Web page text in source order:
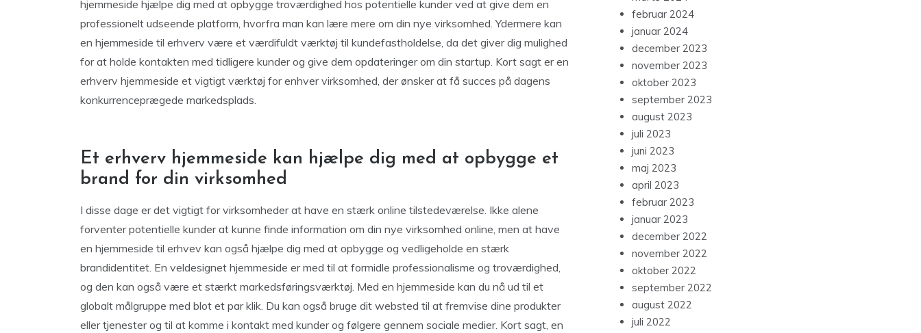
hjemmeside hjælpe dig med at opbygge troværdighed hos potentielle kunder ved at give dem en
professionelt udseende platform, hvorfra man kan lære mere om din nye virksomhed. Ydermere kan
en hjemmeside til erhverv være et værdifuldt værktøj til kundefastholdelse, da det giver dig mulighed
for at holde kontakten med tidligere kunder og give dem opdateringer om din startup. Kort sagt er en
erhverv hjemmeside et vigtigt værktøj for enhver virksomhed, der ønsker at få succes på dagens
konkurrenceprægede markedsplads.
Et erhverv hjemmeside kan hjælpe dig med at opbygge et
brand for din virksomhed
I disse dage er det vigtigt for virksomheder at have en stærk online tilstedeværelse. Ikke alene
forventer potentielle kunder at kunne finde information om din nye virksomhed online, men at have
en hjemmeside til erhvev kan også hjælpe dig med at opbygge og vedligeholde en stærk
brandidentitet. En veldesignet hjemmeside er med til at formidle professionalisme og troværdighed,
og den kan også være et stærkt markedsføringsværktøj. Med en hjemmeside kan du nå ud til et
globalt målgruppe med blot et par klik. Du kan også bruge dit websted til at fremvise dine produkter
eller tjenester og til at komme i kontakt med kunder og følgere gennem sociale medier. Kort sagt, en
februar 2024
januar 2024
december 2023
november 2023
oktober 2023
september 2023
august 2023
juli 2023
juni 2023
maj 2023
april 2023
februar 2023
januar 2023
december 2022
november 2022
oktober 2022
september 2022
august 2022
juli 2022